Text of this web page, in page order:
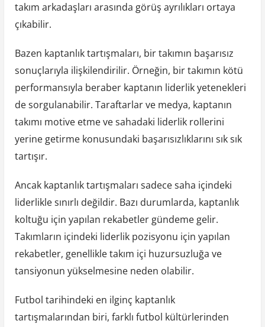
takım arkadaşları arasında görüş ayrılıkları ortaya
çıkabilir.
Bazen kaptanlık tartışmaları, bir takımın başarısız
sonuçlarıyla ilişkilendirilir. Örneğin, bir takımın kötü
performansıyla beraber kaptanın liderlik yetenekleri
de sorgulanabilir. Taraftarlar ve medya, kaptanın
takımı motive etme ve sahadaki liderlik rollerini
yerine getirme konusundaki başarısızlıklarını sık sık
tartışır.
Ancak kaptanlık tartışmaları sadece saha içindeki
liderlikle sınırlı değildir. Bazı durumlarda, kaptanlık
koltuğu için yapılan rekabetler gündeme gelir.
Takımların içindeki liderlik pozisyonu için yapılan
rekabetler, genellikle takım içi huzursuzluğa ve
tansiyonun yükselmesine neden olabilir.
Futbol tarihindeki en ilginç kaptanlık
tartışmalarından biri, farklı futbol kültürlerinden